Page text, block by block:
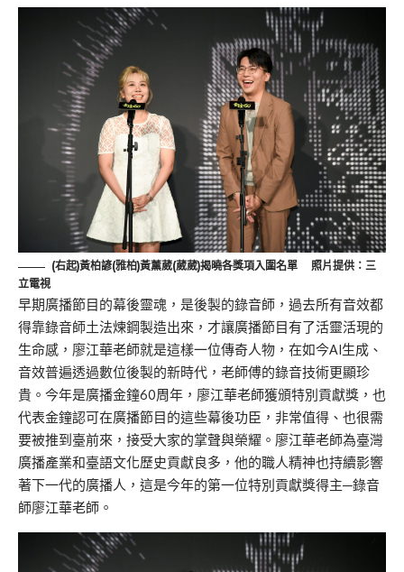
(右起)黃柏諺(雅柏)黃薰葳(葳葳)揭曉各獎項入圍名單 照片提供：三
立電視
早期廣播節目的幕後靈魂，是後製的錄音師，過去所有音效都
得靠錄音師土法煉鋼製造出來，才讓廣播節目有了活靈活現的
生命感，廖江華老師就是這樣一位傳奇人物，在如今AI生成、
音效普遍透過數位後製的新時代，老師傅的錄音技術更顯珍
貴。今年是廣播金鐘60周年，廖江華老師獲頒特別貢獻獎，也
代表金鐘認可在廣播節目的這些幕後功臣，非常值得、也很需
要被推到臺前來，接受大家的掌聲與榮耀。廖江華老師為臺灣
廣播產業和臺語文化歷史貢獻良多，他的職人精神也持續影響
著下一代的廣播人，這是今年的第一位特別貢獻獎得主─錄音
師廖江華老師。